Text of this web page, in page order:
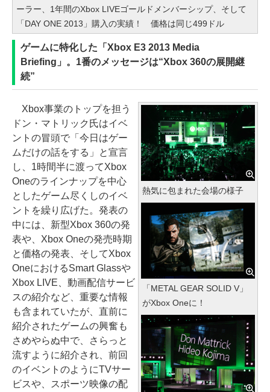
ーラー、1年間のXbox LIVEゴールドメンバーシップ、そして
「DAY ONE 2013」購入の実績！ 価格は同じ499ドル
ゲームに特化した「Xbox E3 2013 Media
Briefing」。1番のメッセージは“Xbox 360の展開継
続”
熱気に包まれた会場の様子
「METAL GEAR SOLID V」
がXbox Oneに！
Xbox事業のトップを担う
ドン・マトリック氏はイベ
ントの冒頭で「今日はゲー
ムだけの話をする」と宣言
し、1時間半に渡ってXbox
Oneのラインナップを中心
としたゲーム尽くしのイベ
ントを繰り広げた。発表の
中には、新型Xbox 360の発
表や、Xbox Oneの発売時期
と価格の発表、そしてXbox
OneにおけるSmart Glassや
Xbox LIVE、動画配信サービ
スの紹介など、重要な情報
も含まれていたが、直前に
紹介されたゲームの興奮も
さめやらぬ中で、さらっと
流すように紹介され、前回
のイベントのようにTVサー
ビスや、スポーツ映像の配